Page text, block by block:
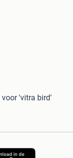
voor 'vitra bird'